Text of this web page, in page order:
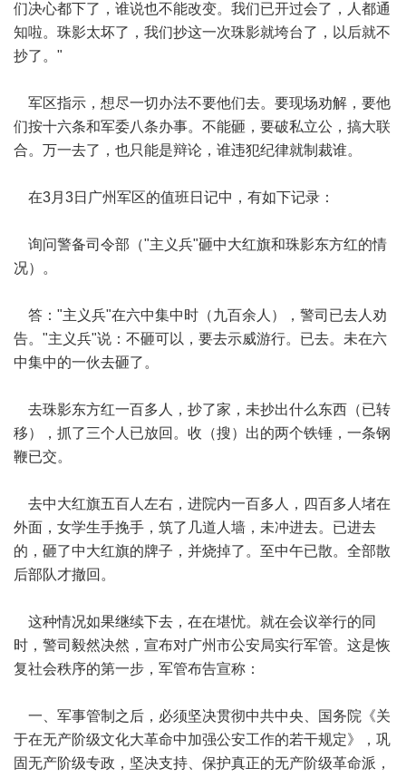
们决心都下了，谁说也不能改变。我们已开过会了，人都通
知啦。珠影太坏了，我们抄这一次珠影就垮台了，以后就不
抄了。"
军区指示，想尽一切办法不要他们去。要现场劝解，要他
们按十六条和军委八条办事。不能砸，要破私立公，搞大联
合。万一去了，也只能是辩论，谁违犯纪律就制裁谁。
在3月3日广州军区的值班日记中，有如下记录：
询问警备司令部（"主义兵"砸中大红旗和珠影东方红的情
况）。
答："主义兵"在六中集中时（九百余人），警司已去人劝
告。"主义兵"说：不砸可以，要去示威游行。已去。未在六
中集中的一伙去砸了。
去珠影东方红一百多人，抄了家，未抄出什么东西（已转
移），抓了三个人已放回。收（搜）出的两个铁锤，一条钢
鞭已交。
去中大红旗五百人左右，进院内一百多人，四百多人堵在
外面，女学生手挽手，筑了几道人墙，未冲进去。已进去
的，砸了中大红旗的牌子，并烧掉了。至中午已散。全部散
后部队才撤回。
这种情况如果继续下去，在在堪忧。就在会议举行的同
时，警司毅然决然，宣布对广州市公安局实行军管。这是恢
复社会秩序的第一步，军管布告宣称：
一、军事管制之后，必须坚决贯彻中共中央、国务院《关
于在无产阶级文化大革命中加强公安工作的若干规定》，巩
固无产阶级专政，坚决支持、保护真正的无产阶级革命派，